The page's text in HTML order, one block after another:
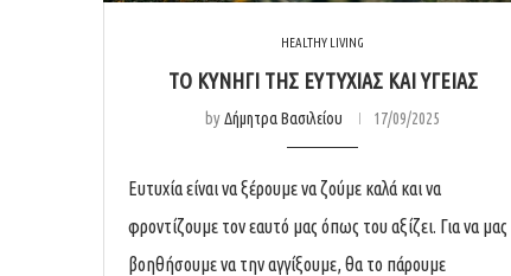
HEALTHY LIVING
ΤΟ ΚΥΝΉΓΙ ΤΗΣ ΕΥΤΥΧΊΑΣ ΚΑΙ ΥΓΕΊΑΣ
byΔήμητρα Βασιλείου 17/09/2025
Ευτυχία είναι να ξέρουμε να ζούμε καλά και να
φροντίζουμε τον εαυτό μας όπως του αξίζει. Για να μας
βοηθήσουμε να την αγγίξουμε, θα το πάρουμε